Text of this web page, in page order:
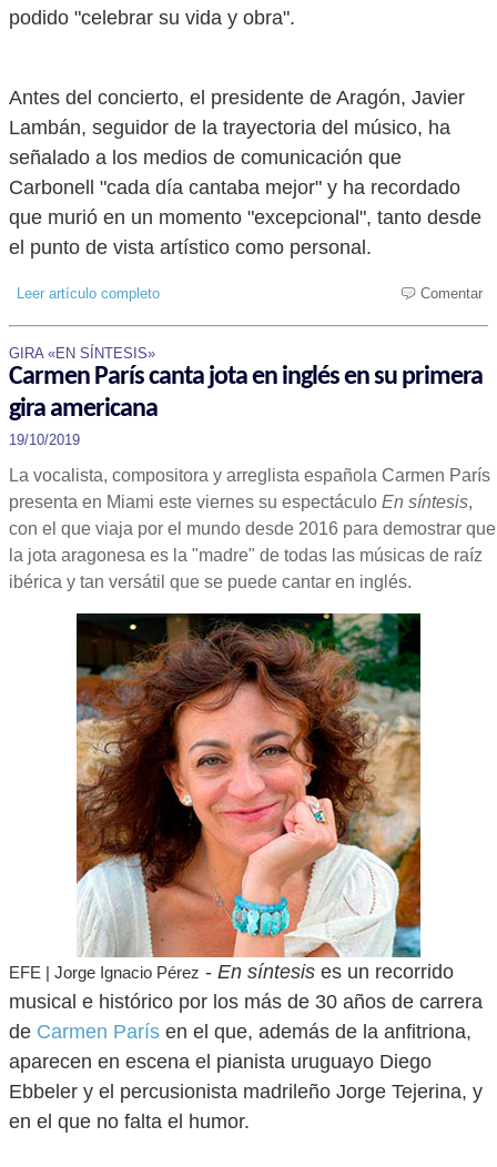
podido "celebrar su vida y obra".
Antes del concierto, el presidente de Aragón, Javier
Lambán, seguidor de la trayectoria del músico, ha
señalado a los medios de comunicación que
Carbonell "cada día cantaba mejor" y ha recordado
que murió en un momento "excepcional", tanto desde
el punto de vista artístico como personal.
Leer artículo completo Comentar
GIRA «EN SÍNTESIS»
Carmen París canta jota en inglés en su primera
gira americana
19/10/2019
La vocalista, compositora y arreglista española Carmen París
presenta en Miami este viernes su espectáculo En síntesis,
con el que viaja por el mundo desde 2016 para demostrar que
la jota aragonesa es la "madre" de todas las músicas de raíz
ibérica y tan versátil que se puede cantar en inglés.
EFE | Jorge Ignacio Pérez - En síntesis es un recorrido
musical e histórico por los más de 30 años de carrera
de Carmen París en el que, además de la anfitriona,
aparecen en escena el pianista uruguayo Diego
Ebbeler y el percusionista madrileño Jorge Tejerina, y
en el que no falta el humor.